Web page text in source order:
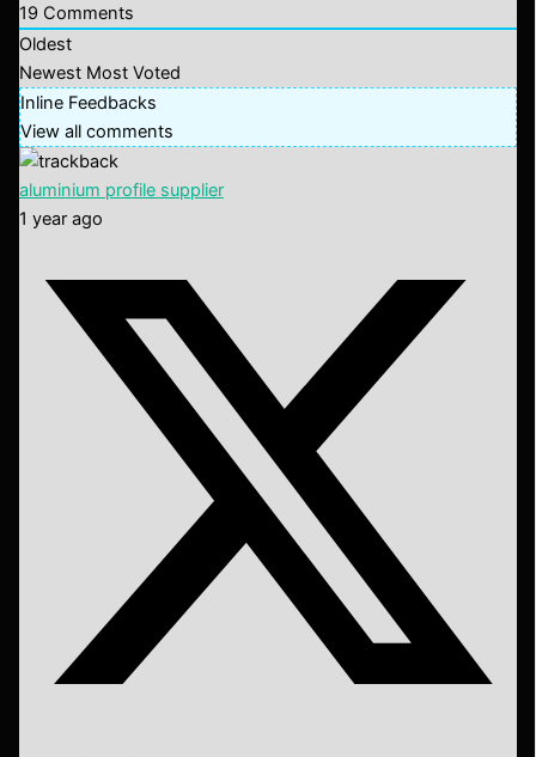
19Comments
Oldest
Newest Most Voted
Inline Feedbacks
View all comments
aluminium profile supplier
1 year ago